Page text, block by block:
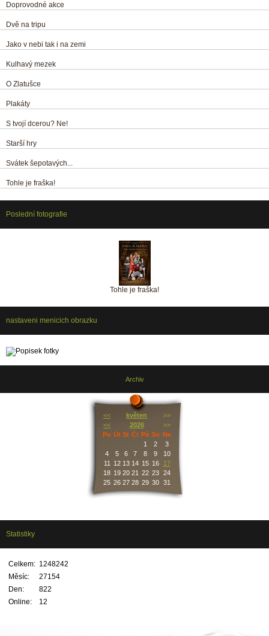
Doprovodné akce
Dvě na tripu
Jako v nebi tak i na zemi
Kulhavý mezek
O Zlatušce
Plakáty
S tvojí dcerou? Ne!
Starší hry
Svátek šepotavých...
Tohle je fraška!
Poslední fotografie
Tohle je fraška!
nastaveni menicich obrazku
Archiv
<< květen
>>
<<
2026
>>
Po Út St Čt Pá So Ne
1
2
3
4
5 6 7 8 9
10
11
12 13 14 15 16
17
18 19 20 21 22 23 24
25 26 27 28 29 30 31
Statistiky
Online: 12
Celkem: 1248242
Měsíc:
27154
Den:
822